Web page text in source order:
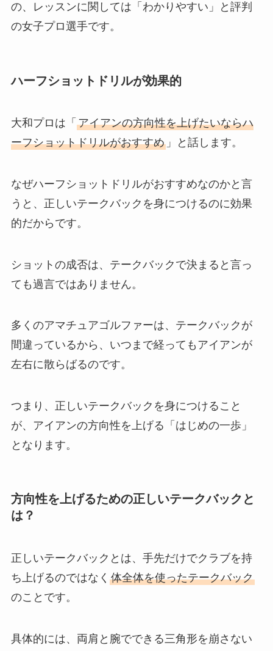
の、レッスンに関しては「わかりやすい」と評判
の女子プロ選手です。
ハーフショットドリルが効果的
大和プロは「 アイアンの方向性を上げたいならハ
ーフショットドリルがおすすめ」と話します。
なぜハーフショットドリルがおすすめなのかと言
うと、正しいテークバックを身につけるのに効果
的だからです。
ショットの成否は、テークバックで決まると言っ
ても過言ではありません。
多くのアマチュアゴルファーは、テークバックが
間違っているから、いつまで経ってもアイアンが
左右に散らばるのです。
つまり、正しいテークバックを身につけること
が、アイアンの方向性を上げる「はじめの一歩」
となります。
方向性を上げるための正しいテークバックと
は？
正しいテークバックとは、手先だけでクラブを持
ち上げるのではなく 体全体を使ったテークバック
のことです。
具体的には、両肩と腕でできる三角形を崩さない